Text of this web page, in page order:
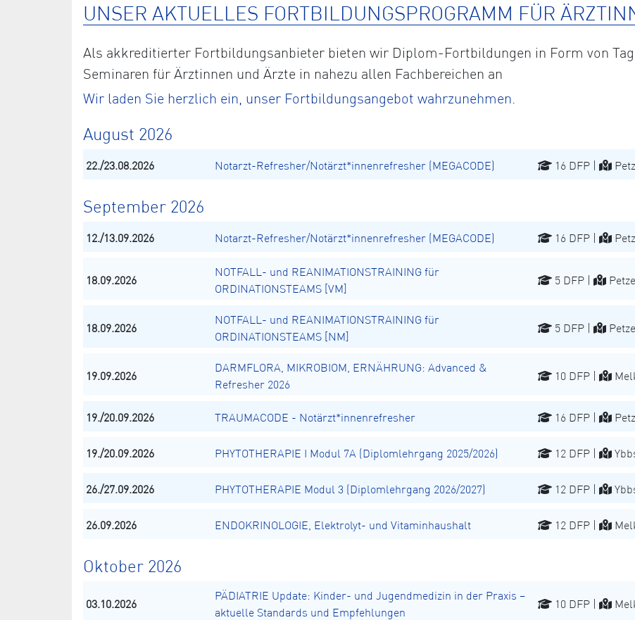
UNSER AKTUELLES FORTBILDUNGSPROGRAMM FÜR
Als akkreditierter Fortbildungsanbieter bieten wir Diplom-Fortbildungen in Form von
Seminaren für Ärztinnen und Ärzte in nahezu allen Fachbereichen an
Wir laden Sie herzlich ein, unser Fortbildungsangebot wahrzunehmen.
August 2026
22./23.08.2026 Notarzt-Refresher/Notärzt*innenrefresher (MEGACODE) 16 DFP |
September 2026
12./13.09.2026 Notarzt-Refresher/Notärzt*innenrefresher (MEGACODE) 16 DFP |
18.09.2026
NOTFALL- und REANIMATIONSTRAINING für
ORDINATIONSTEAMS [VM]
5 DFP |
18.09.2026
NOTFALL- und REANIMATIONSTRAINING für
ORDINATIONSTEAMS [NM]
5 DFP |
19.09.2026
DARMFLORA, MIKROBIOM, ERNÄHRUNG: Advanced &
Refresher 2026
10 DFP |
19./20.09.2026 TRAUMACODE - Notärzt*innenrefresher 16 DFP |
19./20.09.2026 PHYTOTHERAPIE I Modul 7A (Diplomlehrgang 2025/2026) 12 DFP |
26./27.09.2026 PHYTOTHERAPIE Modul 3 (Diplomlehrgang 2026/2027) 12 DFP |
26.09.2026 ENDOKRINOLOGIE, Elektrolyt- und Vitaminhaushalt 12 DFP |
Oktober 2026
03.10.2026
PÄDIATRIE Update: Kinder- und Jugendmedizin in der Praxis –
aktuelle Standards und Empfehlungen
10 DFP |